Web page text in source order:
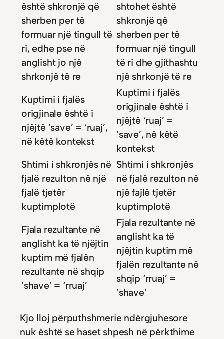
është shkronjë që
sherben per të
formuar një tingull të
ri, edhe pse në
anglisht jo një
shrkonjë të re
shtohet është
shkronjë që
sherben per të
formuar një tingull
të ri dhe gjithashtu
një shrkonjë të re
Kuptimi i fjalës
origjinale është i
njëjtë ’save’ = ‘ruaj’,
në këtë kontekst
Kuptimi i fjalës
origjinale është i
njëjtë ‘ruaj’ =
’save’, në këtë
kontekst
Shtimi i shkronjës në
fjalë rezulton në një
fjalë tjetër
kuptimplotë
Shtimi i shkronjës
në fjalë rezulton në
një fajlë tjetër
kuptimplotë
Fjala rezultante në
anglisht ka të njëjtin
kuptim më fjalën
rezultante në shqip
’shave’ = ‘rruaj’
Fjala rezultante në
anglisht ka të
njëjtin kuptim më
fjalën rezultante në
shqip ‘rruaj’ =
’shave’
Kjo lloj përputhshmerie ndërgjuhesore
nuk është se haset shpesh në përkthime